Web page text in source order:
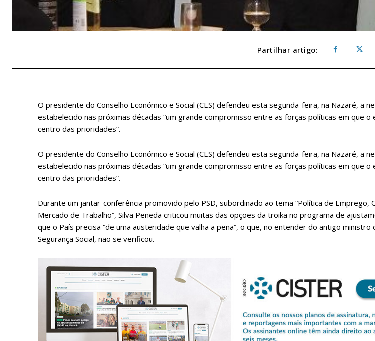
Planos de
Faça-se assinante do Região de Cister e ajude-nos
Sendo assinante terá acesso a todos os conteúdos
Escolha o plano de assinatura
Partilhar artigo:
O presidente do Conselho Económico e Social (CES) defendeu esta segunda-feira, na Nazaré, a
estabelecido nas próximas décadas “um grande compromisso entre as forças políticas em que
centro das prioridades”.
O presidente do Conselho Económico e Social (CES) defendeu esta segunda-feira, na Nazaré, a
estabelecido nas próximas décadas “um grande compromisso entre as forças políticas em que
centro das prioridades”.
Durante um jantar-conferência promovido pelo PSD, subordinado ao tema “Política de Emprego,
Mercado de Trabalho”, Silva Peneda criticou muitas das opções da troika no programa de
que o País precisa “de uma austeridade que valha a pena”, o que, no entender do antigo ministro
Segurança Social, não se verificou.